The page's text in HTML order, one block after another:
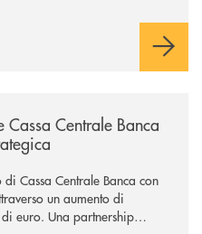
Centrale Banca
di Cassa Centrale Banca con
un aumento di
euro. Una partnership